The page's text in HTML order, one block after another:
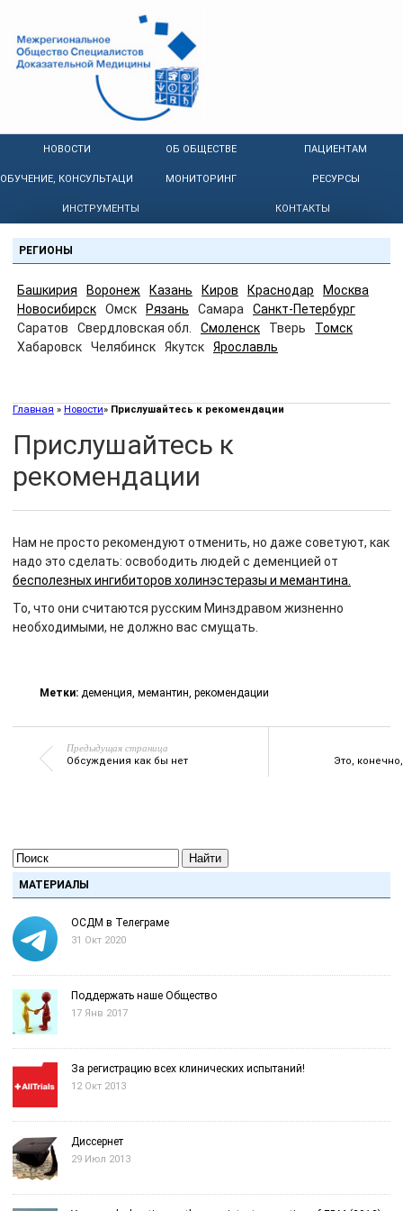
НОВОСТИ ОБ ОБЩЕСТВЕ ПАЦИЕНТАМ
ОБУЧЕНИЕ, КОНСУЛЬТАЦИИ МОНИТОРИНГ РЕСУРСЫ
ИНСТРУМЕНТЫ КОНТАКТЫ
РЕГИОНЫ
Башкирия Воронеж Казань Киров Краснодар
Москва
Новосибирск
Омск Рязань Самара
Санкт-Петербург
Саратов
Свердловская обл. Смоленск Тверь
Томск
Хабаровск
Челябинск Якутск Ярославль
Главная » Новости» Прислушайтесь к рекомендации
Прислушайтесь к
рекомендации
Нам не просто рекомендуют отменить, но даже советуют, как
надо это сделать: освободить людей с деменцией от
бесполезных ингибиторов холинэстеразы и мемантина.
То, что они считаются русским Минздравом жизненно
необходимыми, не должно вас смущать.
Метки: деменция, мемантин, рекомендации
Предыдущая страница
Обсуждения как бы нет Это,
Найти
МАТЕРИАЛЫ
ОСДМ в Телеграме
31 Окт 2020
Поддержать наше Общество
17 Янв 2017
За регистрацию всех клинических испытаний!
12 Окт 2013
Диссернет
29 Июл 2013